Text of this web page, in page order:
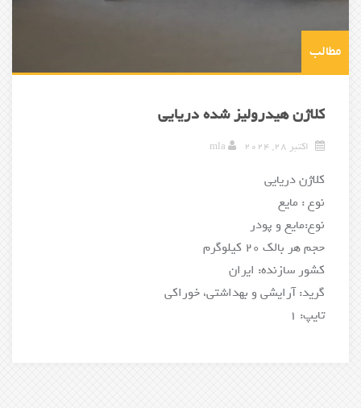
مطالب
کلاژن هیدرولیز شده دریایی
اکتبر 28, 2024 mla
کلاژن دریایی
نوع : مایع
نوع:مایع و پودر
حجم هر بالک 20 کیلوگرم
کشور سازنده: ایران
گرید: آرایشی و بهداشتی، خوراکی
تایپ: 1